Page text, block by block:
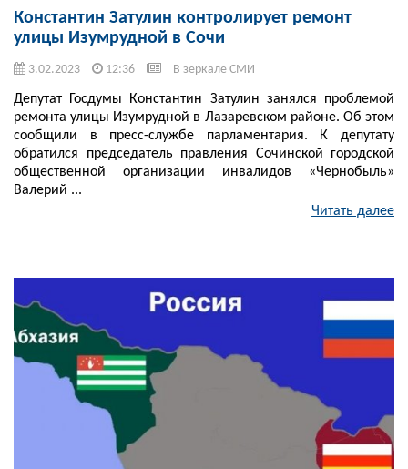
Константин Затулин контролирует ремонт
улицы Изумрудной в Сочи
3.02.2023 12:36 В зеркале СМИ
Депутат Госдумы Константин Затулин занялся проблемой
ремонта улицы Изумрудной в Лазаревском районе. Об этом
сообщили в пресс-службе парламентария. К депутату
обратился председатель правления Сочинской городской
общественной организации инвалидов «Чернобыль»
Валерий ...
Читать далее